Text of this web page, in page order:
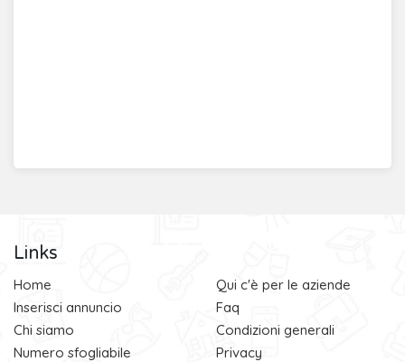
Links
Home
Inserisci annuncio
Chi siamo
Numero sfogliabile
Qui c'è per le aziende
Faq
Condizioni generali
Privacy